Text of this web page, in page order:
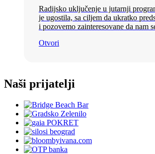
Radijsko uključenje u jutarnji
je ugostila, sa ciljem da ukratko
i pozovemo zainteresovane da nam
Otvori
Naši prijatelji